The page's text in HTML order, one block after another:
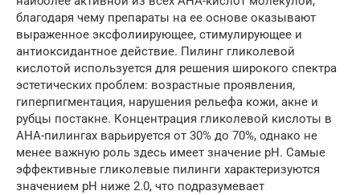
благодаря чему препараты на ее основе оказывают
выраженное эксфолиирующее, стимулирующее и
антиоксидантное действие. Пилинг гликолевой
кислотой используется для решения широкого спектра
эстетических проблем: возрастные проявления,
гиперпигментация, нарушения рельефа кожи, акне и
рубцы постакне. Концентрация гликолевой кислоты в
АНА-пилингах варьируется от 30% до 70%, однако не
менее важную роль здесь имеет значение pH. Самые
эффективные гликолевые пилинги характеризуются
значением pH ниже 2.0, что подразумевает